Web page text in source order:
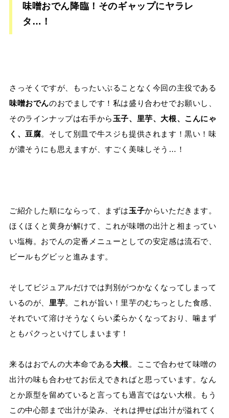
味噌おでん降臨！そのギャップにヤラレ
タ…！
さっそくですが、もったいぶることなく今回の主役である
味噌おでんのおでましです！私は盛り合わせでお願いし、
そのラインナップは右手から 玉子、里芋、大根、こんにゃ
く、豆腐。そして別皿で牛スジも提供されます！黒い！味
が濃そうにも思えますが、すごく美味しそう…！
ご紹介した順にならって、まずは玉子からいただきます。
ほくほくと黄身が解けて、これが味噌の出汁と相まってい
い塩梅。おでんの定番メニューとしての安定感は流石で、
ビールもグビッと進みます。
そしてビジュアルだけでは判別がつかなくなってしまって
いるのが、 里芋。これが旨い！里芋のむちっとした食感、
それでいて溶けそうなくらい柔らかくなっており、噛まず
ともパクっといけてしまいます！
来るはおでんの大本命である 大根。ここで合わせて味噌の
出汁の味も合わせてお伝えできればと思っています。なん
とか原型を留めていると言っても過言ではない大根。もう
この中心部まで出汁が染み、それは押せば出汁が溢れてく